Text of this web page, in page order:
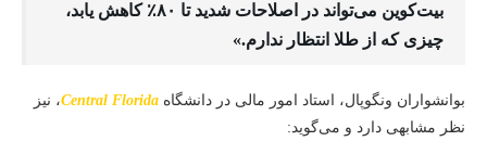
بیت‌کوین می‌تواند در اصلاحات شدید تا ۸۰٪ کاهش یابد،
چیزی که از طلا انتظار ندارم.»
بوانشواران ونگوپال، استاد امور مالی در دانشگاه Central Florida، نیز
نظر مشابهی دارد و می‌گوید: